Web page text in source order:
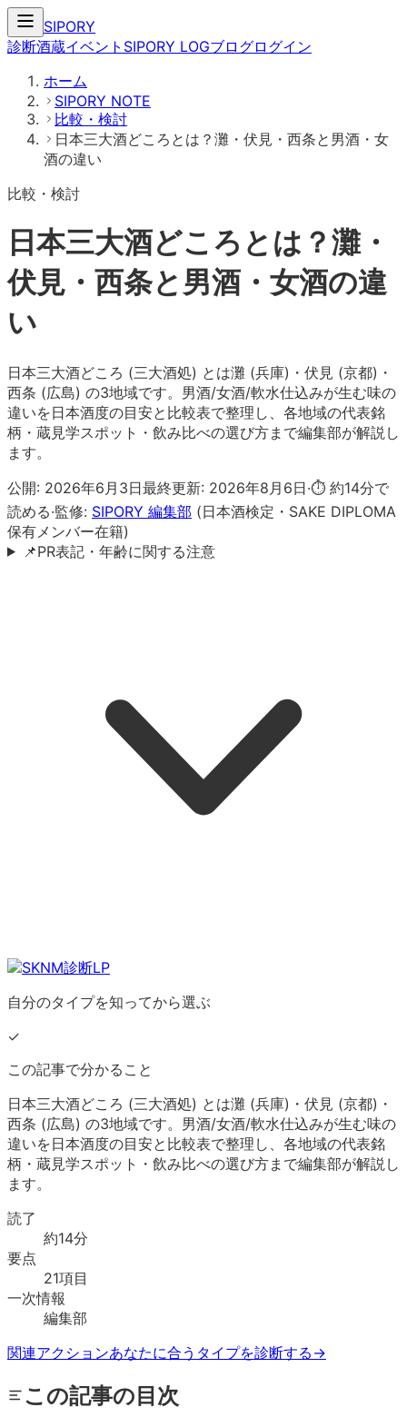
SIPORY
診断酒蔵イベント SIPORY LOGブログログイン
ホーム
SIPORY NOTE
比較・検討
日本三大酒どころとは？灘・伏見・西条と男酒・女
酒の違い
比較・検討
日本三大酒どころとは？灘・
伏見・西条と男酒・女酒の違
い
日本三大酒どころ (三大酒処) とは灘 (兵庫)・伏見 (京都)・
西条 (広島) の3地域です。男酒/女酒/軟水仕込みが生む味の
違いを日本酒度の目安と比較表で整理し、各地域の代表銘
柄・蔵見学スポット・飲み比べの選び方まで編集部が解説し
ます。
公開: 2026年6月3日最終更新: 2026年8月6日·⏱ 約14分で
読める·監修: SIPORY 編集部 (日本酒検定・SAKE DIPLOMA
保有メンバー在籍)
📌PR表記・年齢に関する注意
自分のタイプを知ってから選ぶ
✓
この記事で分かること
日本三大酒どころ (三大酒処) とは灘 (兵庫)・伏見 (京都)・
西条 (広島) の3地域です。男酒/女酒/軟水仕込みが生む味の
違いを日本酒度の目安と比較表で整理し、各地域の代表銘
柄・蔵見学スポット・飲み比べの選び方まで編集部が解説し
ます。
読了
約14分
要点
21項目
一次情報
編集部
関連アクションあなたに合うタイプを診断する →
この記事の目次